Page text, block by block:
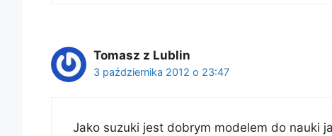
Tomasz z Lublin
3 października 2012 o 23:47
Jako suzuki jest dobrym modelem do nauki